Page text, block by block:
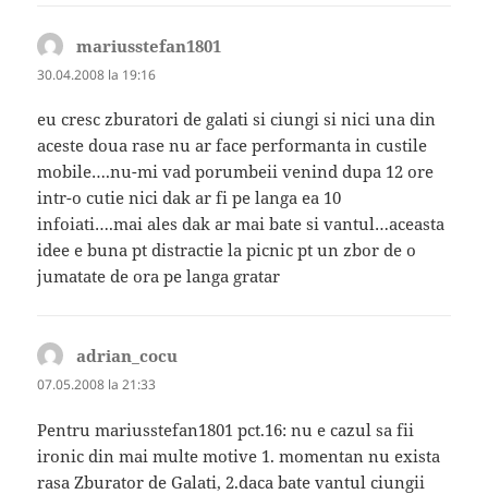
mariusstefan1801
30.04.2008 la 19:16
eu cresc zburatori de galati si ciungi si nici una din
aceste doua rase nu ar face performanta in custile
mobile….nu-mi vad porumbeii venind dupa 12 ore
intr-o cutie nici dak ar fi pe langa ea 10
infoiati….mai ales dak ar mai bate si vantul…aceasta
idee e buna pt distractie la picnic pt un zbor de o
jumatate de ora pe langa gratar
adrian_cocu
07.05.2008 la 21:33
Pentru mariusstefan1801 pct.16: nu e cazul sa fii
ironic din mai multe motive 1. momentan nu exista
rasa Zburator de Galati, 2.daca bate vantul ciungii